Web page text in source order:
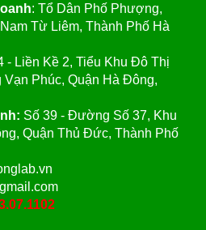
: Tổ Dân Phố Phượng,
Từ Liêm, Thành Phố Hà
- Liền Kề 2, Tiểu Khu Đô Thị
Phúc, Quận Hà Đông,
Số 39 - Đường Số 37, Khu
Quận Thủ Đức, Thành Phố